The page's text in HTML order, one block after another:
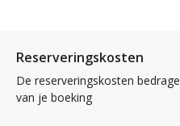
Reserveringskosten
De reserveringskosten
van je boeking